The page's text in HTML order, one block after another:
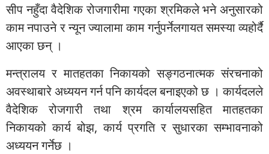
सीप नहुँदा वैदेशिक रोजगारीमा गएका श्रमिकले भने अनुसारको
काम नपाउने र न्यून ज्यालामा काम गर्नुपर्नेलगायत समस्या व्यहोर्दै
आएका छन् ।
मन्त्रालय र मातहतका निकायको सङ्गठनात्मक संरचनाको
अवस्थाबारे अध्ययन गर्न पनि कार्यदल बनाइएको छ । कार्यदलले
वैदेशिक रोजगारी तथा श्रम कार्यालयसहित मातहतका
निकायको कार्य बोझ, कार्य प्रगति र सुधारका सम्भावनाको
अध्ययन गर्नेछ ।